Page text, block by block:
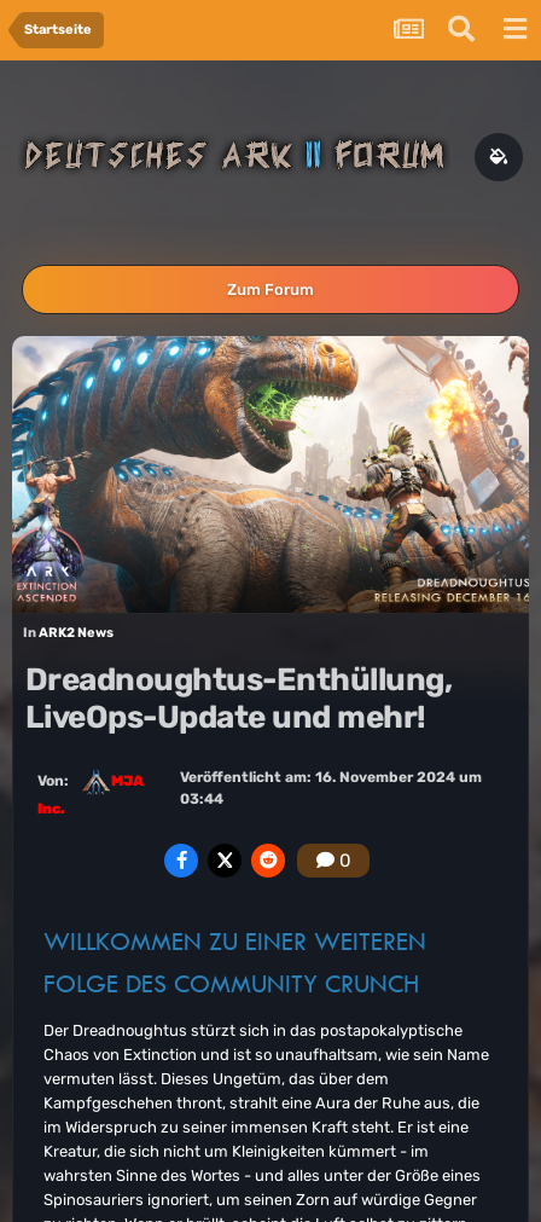
Startseite
Zum Forum
InARK2 News
Dreadnoughtus-Enthüllung,
LiveOps-Update und mehr!
Von:
MJA
Inc.
Veröffentlicht am:16. November 2024 um
03:44
0
WILLKOMMEN ZU EINER WEITEREN
FOLGE DES COMMUNITY CRUNCH
Der Dreadnoughtus stürzt sich in das postapokalyptische
Chaos von Extinction und ist so unaufhaltsam, wie sein Name
vermuten lässt. Dieses Ungetüm, das über dem
Kampfgeschehen thront, strahlt eine Aura der Ruhe aus, die
im Widerspruch zu seiner immensen Kraft steht. Er ist eine
Kreatur, die sich nicht um Kleinigkeiten kümmert - im
wahrsten Sinne des Wortes - und alles unter der Größe eines
Spinosauriers ignoriert, um seinen Zorn auf würdige Gegner